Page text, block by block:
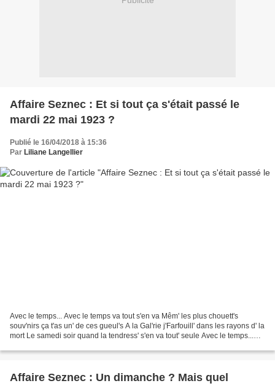
Affaire Seznec : Et si tout ça s'était passé le
mardi 22 mai 1923 ?
Publié le 16/04/2018 à 15:36
Par Liliane Langellier
Avec le temps... Avec le temps va tout s'en va Mêm' les plus chouett's
souv'nirs ça t'as un' de ces gueul's A la Gal'rie j'Farfouill' dans les rayons d' la
mort Le samedi soir quand la tendress' s'en va tout' seule Avec le temps...
Affaire Seznec : Un dimanche ? Mais quel